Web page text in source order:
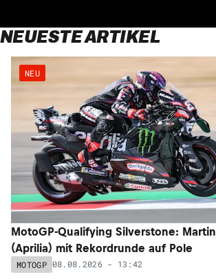
NEUESTE ARTIKEL
NEU
MotoGP-Qualifying Silverstone: Martin
(Aprilia) mit Rekordrunde auf Pole
MOTOGP 08.08.2026 - 13:42